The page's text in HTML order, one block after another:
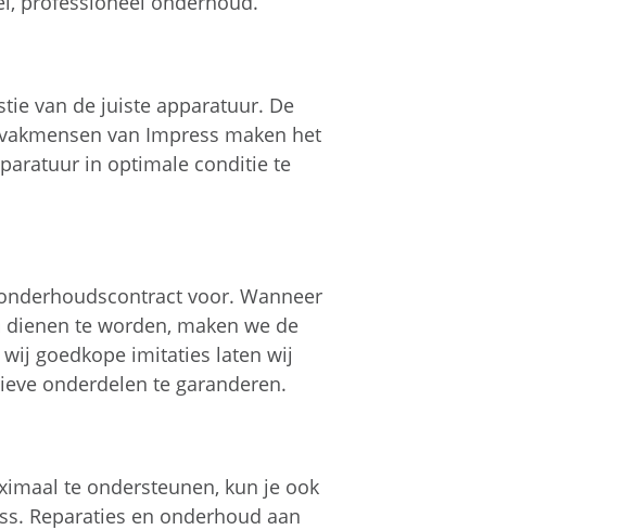
van de juiste apparatuur. De
van Impress maken het
in optimale conditie te
voor. Wanneer
te worden, maken we de
goedkope imitaties laten wij
onderdelen te garanderen.
te ondersteunen, kun je ook
Reparaties en onderhoud aan